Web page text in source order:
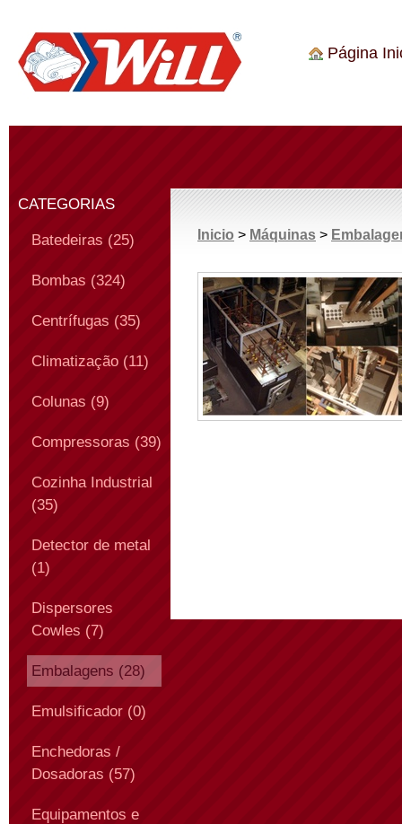
Página
CATEGORIAS
Batedeiras (25)
Bombas (324)
Centrífugas (35)
Climatização (11)
Colunas (9)
Compressoras (39)
Cozinha Industrial
(35)
Detector de metal
(1)
Dispersores
Cowles (7)
Embalagens (28)
Emulsificador (0)
Enchedoras /
Dosadoras (57)
Equipamentos e
Inicio > Máquinas >